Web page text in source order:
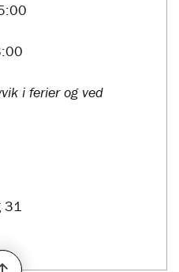
i ferier og ved
31